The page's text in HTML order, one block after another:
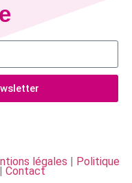
légales | Politique
| Contact